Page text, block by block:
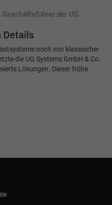
der UG
Details
noch von klassischer
die UG Systems GmbH & Co.
Lösungen. Dieser frühe